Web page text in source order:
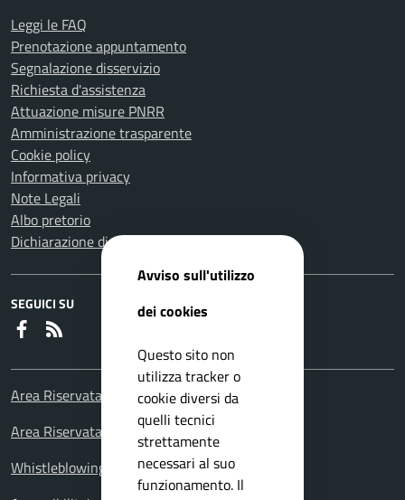
Leggi le FAQ
Prenotazione appuntamento
Segnalazione disservizio
Richiesta d'assistenza
Attuazione misure PNRR
Amministrazione trasparente
Cookie policy
Informativa privacy
Note Legali
Albo pretorio
Dichiarazione di accessibilità
SEGUICI SU
Faceboook
Area Riservata Consiglieri Comunali
Area Riservata Polizia Locale
Whistleblowing – Segnalazioni illeciti
Avviso sull'utilizzo
dei cookies
Questo sito non
utilizza tracker o
cookie diversi da
quelli tecnici
strettamente
necessari al suo
funzionamento. Il